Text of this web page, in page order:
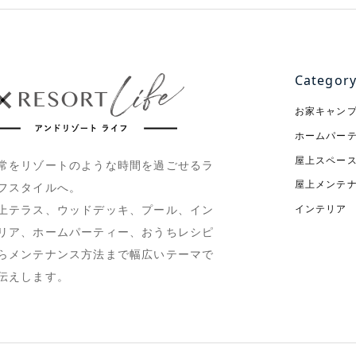
をリゾートのような時間を過ごせるラ
スタイルへ。
テラス、ウッドデッキ、プール、イン
ア、ホームパーティー、おうちレシピ
メンテナンス方法まで幅広いテーマで
えします。
Category
お家キャン
ホームパー
屋上スペー
屋上メンテ
インテリア